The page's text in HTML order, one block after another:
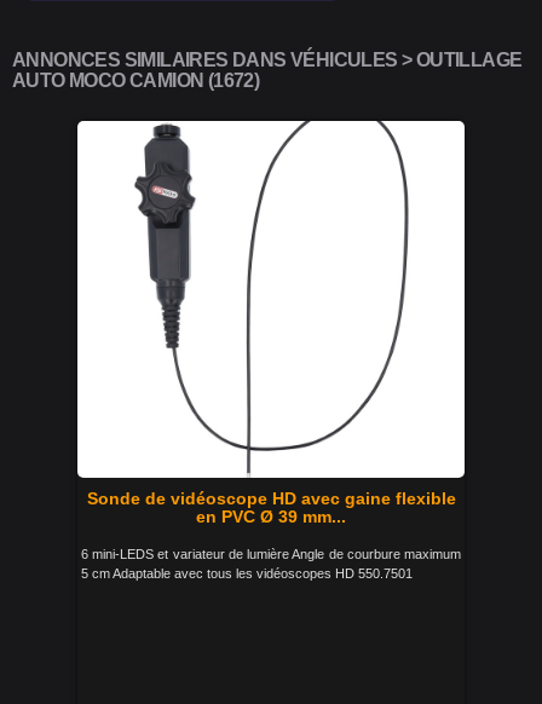
ANNONCES SIMILAIRES DANS VÉHICULES > OUTILLAGE
AUTO MOCO CAMION (1672)
Sonde de vidéoscope HD avec gaine flexible
en PVC Ø 39 mm...
6 mini-LEDS et variateur de lumière Angle de courbure maximum
5 cm Adaptable avec tous les vidéoscopes HD 550.7501